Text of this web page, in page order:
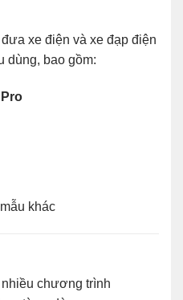
xe điện và xe đạp điện
dùng, bao gồm:
khác
nhiều chương trình